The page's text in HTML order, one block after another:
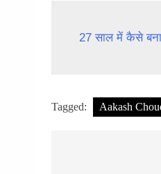
27 साल में कैसे
Tagged: Aakash